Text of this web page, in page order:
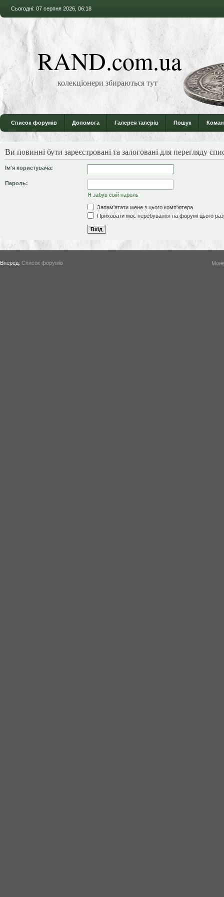
Сьогодні: 07 серпня 2026, 06:18
RAND.com.ua
колекціонери збираються тут
Список форумів Допомога Галерея талерів Пошук
Ви повинні бути зареєстровані та залоговані для перегляду
Ім'я користувача:
Пароль:
Я забув свій пароль
Запам'ятати мене з цього комп'ютера
Приховати моє перебування на форумі цього
Вперед: Список форумів